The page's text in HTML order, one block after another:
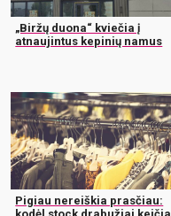
„Biržų duona“ kviečia į
atnaujintus kepinių namus
Pigiau nereiškia prasčiau: